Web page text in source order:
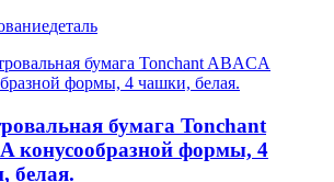
деталь
бумага Tonchant
конусообразной формы, 4
белая.